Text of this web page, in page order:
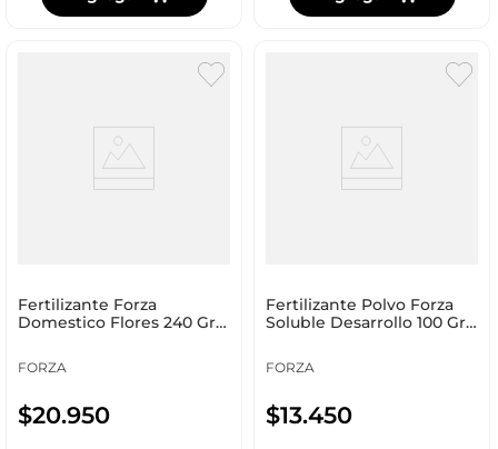
Fertilizante Forza
Domestico Flores 240 Gr
FORZA
$20.950
Fertilizante Polvo Forza
Soluble Desarrollo 100 Gr
FORZA
$13.450